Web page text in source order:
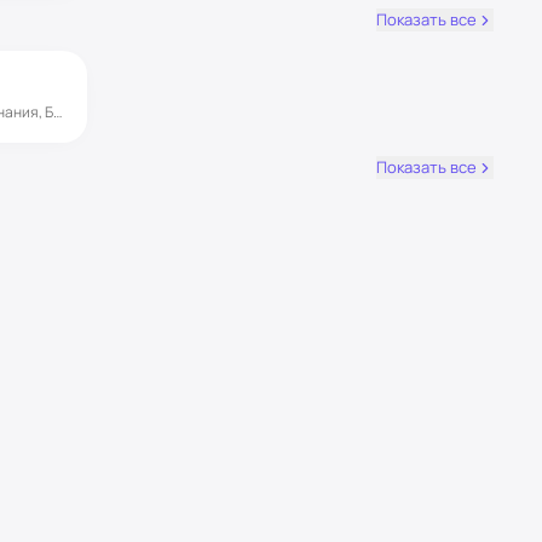
Показать все
☀️«Сурья» — Солнце, символ Жизни, Сознания, Божественного начала. Когда мы совершаем Сурья Намаскар, мы приветствуем не только внешнее солнце, но и своё внутреннее солнце — энергию, осознанность, душу.
Показать все